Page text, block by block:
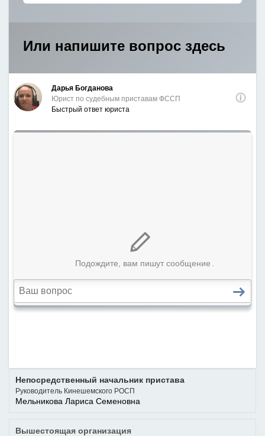
Непосредственный начальник пристава
Руководитель Кинешемского РОСП
Мельникова Лариса Семеновна
Вышестоящая организация